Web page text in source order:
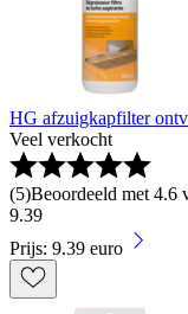
HG afzuigkapfilter
Veel verkocht
(5)Beoordeeld met 4.6
9.39
Prijs: 9.39 euro